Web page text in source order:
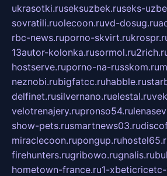
ukrasotki.ruseksuzbek.ruseks-
sovratili.ruolecoon.ruvd-dosug.ru
rbc-news.ruporno-skvirt.ru
13autor-kolonka.rusormol.ru
hostserve.ruporno-na-russkom.ru
neznobi.rubigfatcc.ruhabble.ru
delfinet.rusilvernano.ruelestal.ru
velotrenajery.rupronso54.ru
show-pets.rusmartnews03.ru
miraclecoon.rupongup.ru
firehunters.rugribowo.rugnalis.ru
hometown-france.ru1-